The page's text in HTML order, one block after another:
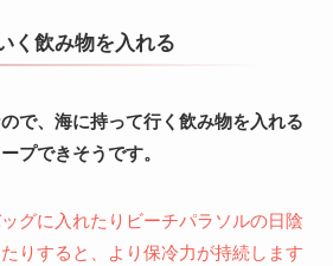
く飲み物を入れる
で、海に持って行く飲み物を入れる
プできそうです。
グに入れたりビーチパラソルの日陰
りすると、より保冷力が持続します